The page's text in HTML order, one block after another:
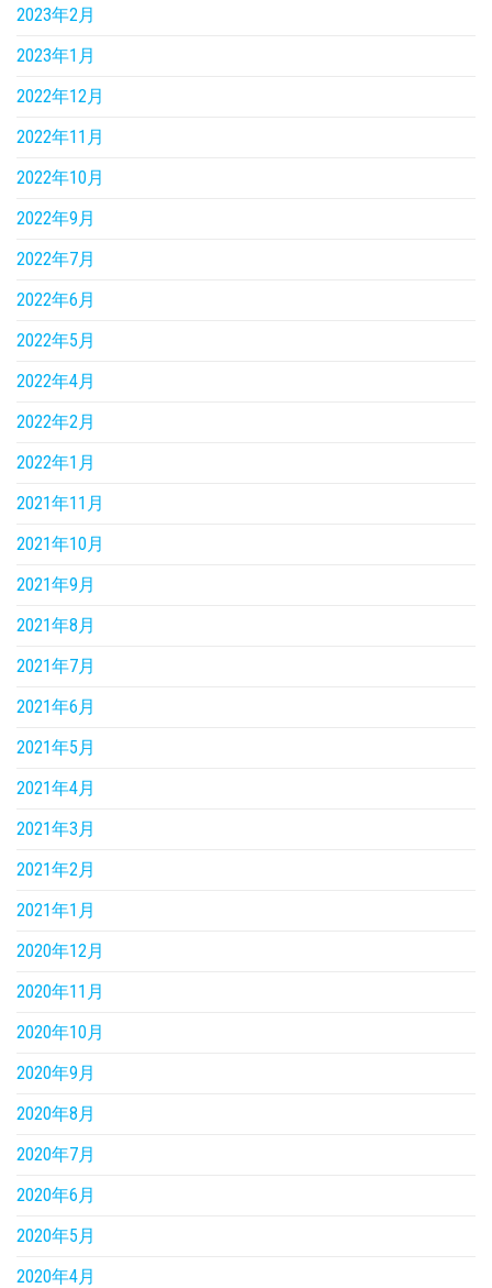
2023年2月
2023年1月
2022年12月
2022年11月
2022年10月
2022年9月
2022年7月
2022年6月
2022年5月
2022年4月
2022年2月
2022年1月
2021年11月
2021年10月
2021年9月
2021年8月
2021年7月
2021年6月
2021年5月
2021年4月
2021年3月
2021年2月
2021年1月
2020年12月
2020年11月
2020年10月
2020年9月
2020年8月
2020年7月
2020年6月
2020年5月
2020年4月